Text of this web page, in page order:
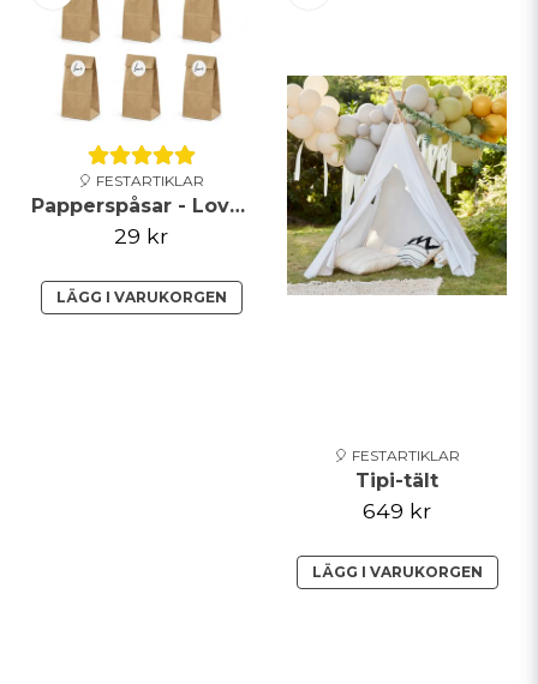
🎈 FESTARTIKLAR
Papperspåsar - Love - Brun
29 kr
LÄGG I VARUKORGEN
🎈 FESTARTIKLAR
Tipi-tält
649 kr
LÄGG I VARUKORGEN